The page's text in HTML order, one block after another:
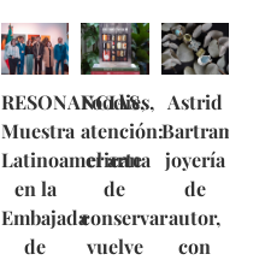
RESONANCIAS,
Muestra
Latinoamericana
en la
Embajada
de
Foodies,
atención:
el arte
de
conservar
vuelve
Astrid
Bartram:
joyería
de
autor,
con